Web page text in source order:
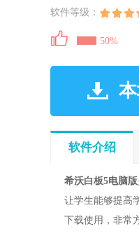
软件等级：
50%
软件介绍
希沃白板5电脑版
让学生能够提高
下载使用，非常